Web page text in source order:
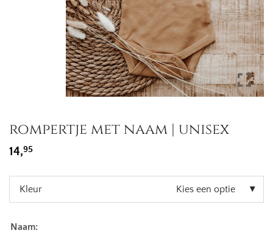
rompertje met naam | unisex
14,95
Kleur Kies een optie
Naam: